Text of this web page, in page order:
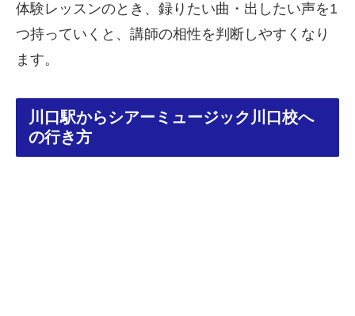
体験レッスンのとき、録りたい曲・出したい声を1
つ持っていくと、講師の相性を判断しやすくなり
ます。
川口駅からシアーミュージック川口校へ
の行き方